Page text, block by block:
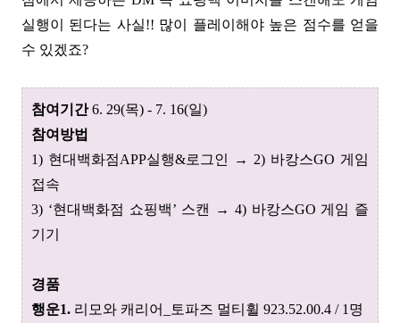
실행이 된다는 사실!! 많이 플레이해야 높은 점수를 얻을
수 있겠죠?
참여기간6. 29(목) - 7. 16(일)
참여방법
1) 현대백화점APP실행&로그인 → 2) 바캉스GO 게임
접속
3) ‘현대백화점 쇼핑백’ 스캔 → 4) 바캉스GO 게임 즐
기기
경품
행운1. 리모와 캐리어_토파즈 멀티휠 923.52.00.4 / 1명